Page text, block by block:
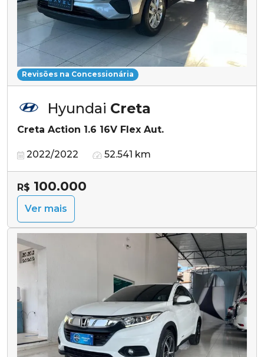
Revisões na Concessionária
Hyundai Creta
Creta Action 1.6 16V Flex Aut.
2022/2022 52.541 km
R$ 100.000
Ver mais